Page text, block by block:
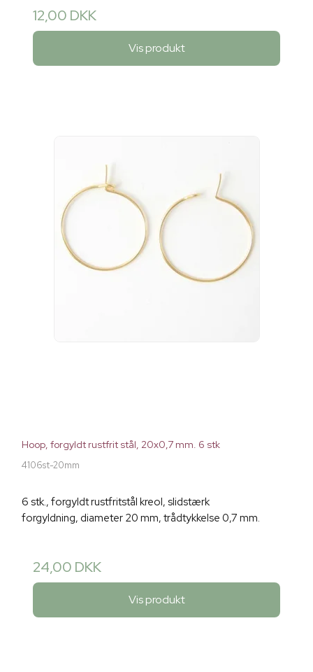
12,00 DKK
Vis produkt
Hoop, forgyldt rustfrit stål, 20x0,7 mm. 6 stk
4106st-20mm
6 stk., forgyldt rustfritstål kreol, slidstærk
forgyldning, diameter 20 mm, trådtykkelse 0,7 mm.
24,00 DKK
Vis produkt